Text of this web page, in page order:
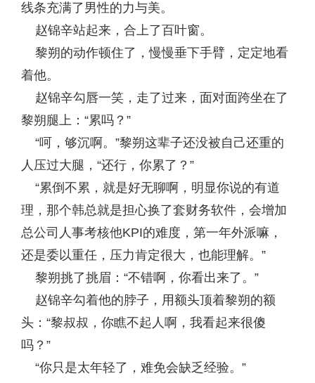
线条充满了男性的力与美。
赵锦辛站起来，合上了百叶窗。
黎朔的动作顿住了，慢慢垂下手臂，定定地看
着他。
赵锦辛勾唇一笑，走了过来，面对面跨坐在了
黎朔腿上：“累吗？”
“呵，够沉啊。”黎朔这辈子还没被自己还重的
人压过大腿，“还行，你累了？”
“累倒不累，就是好无聊啊，明显你说的有道
理，那个韩总就是担心换了套财务软件，会增加
总公司人事考核他KPI的难度，第一年外派嘛，
还是委以重任，压力肯定很大，也能理解。”
黎朔挑了挑眉：“不错啊，你看出来了。”
赵锦辛勾着他的脖子，用额头顶着黎朔的额
头：“黎叔叔，你瞧不起人啊，我看起来很傻
吗？”
“你只是太年轻了，难免会缺乏经验。”